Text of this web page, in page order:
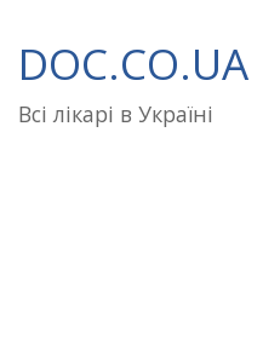
до
вмісту
DOC.CO.UA
Всі лікарі в Україні